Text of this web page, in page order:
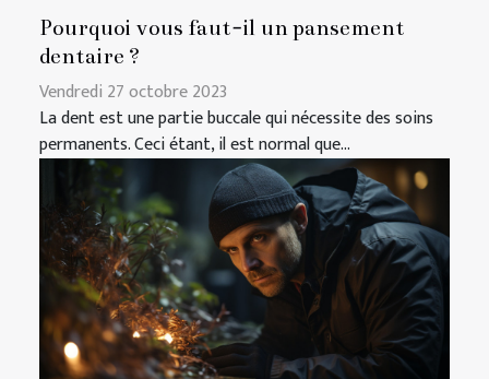
Pourquoi vous faut-il un pansement
dentaire ?
Vendredi 27 octobre 2023
La dent est une partie buccale qui nécessite des soins
permanents. Ceci étant, il est normal que...